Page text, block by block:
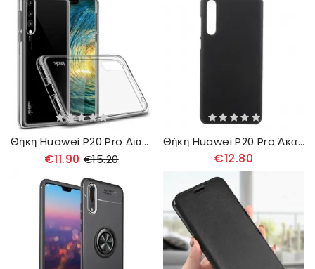
Θήκη Huawei P20 Pro Διαφανές
€11.90 €15.20
Θήκη Huawei P20 Pro Άκαμπτο Κλασικό
€12.80